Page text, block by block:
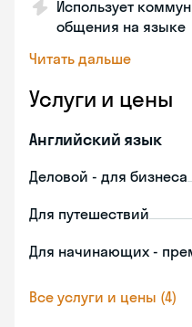
Использует
общения на языке
Читать дальше
Услуги и цены
Английский язык
Деловой - для бизнеса
Для путешествий
Для начинающих -
Все услуги и цены (4)